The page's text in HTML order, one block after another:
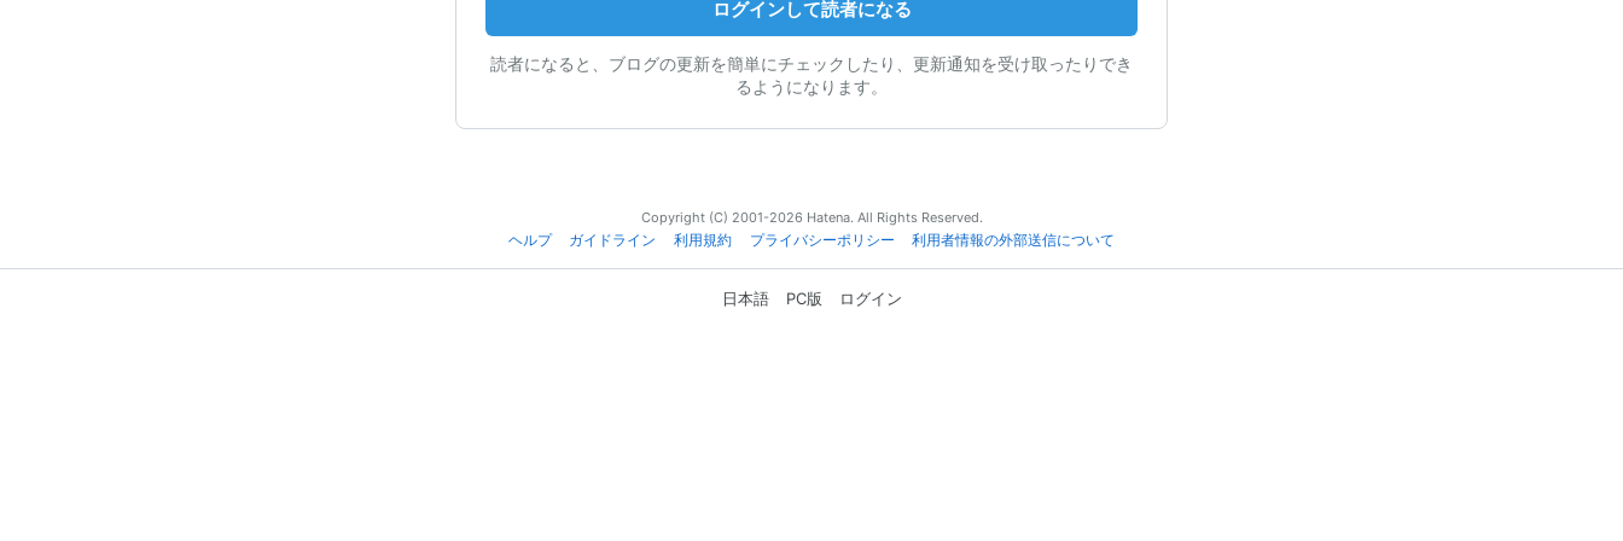
ログインして読者になる
読者になると、ブログの更新を簡単にチェックしたり、更新通知を受け取ったりでき
るようになります。
Copyright (C) 2001-2026 Hatena. All Rights Reserved.
ヘルプ
ガイドライン 利用規約 プライバシーポリシー 利用者情報の外部送信について
日本語 PC版 ログイン